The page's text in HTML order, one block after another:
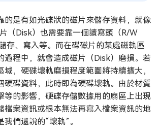
的是有如光碟狀的磁片來儲存資料，就像
（Disk）也需要靠一個讀寫頭（R/W
存、寫入等。而在碟磁片的某處磁軌區
過程中，就會造成磁片（Disk）磨損。若
域，硬碟壞軌磨損程度範圍將持續擴大，
硬碟資料，此時即為硬碟壞軌。由於材質
等的影響，硬碟存儲數據用的扇區上出現
檔案資訊或根本無法再寫入檔案資訊的地
們還說的“壞軌”。